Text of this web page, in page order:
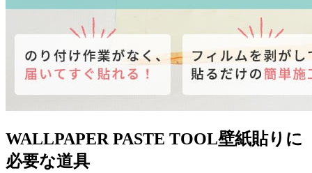
WALLPAPER PASTE TOOL壁紙貼りに
必要な道具